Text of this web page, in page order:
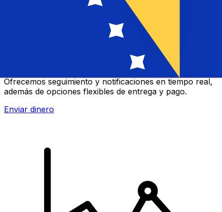
Transferencias de dinero internacionales Xe
Envíe dinero en línea de forma rápida, segura y fácil.
Ofrecemos seguimiento y notificaciones en tiempo real,
además de opciones flexibles de entrega y pago.
Enviar dinero